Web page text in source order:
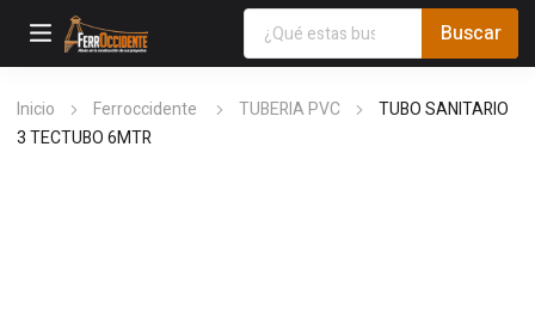
Inicio Ferroccidente TUBERIA PVC
TUBO SANITARIO
3 TECTUBO 6MTR